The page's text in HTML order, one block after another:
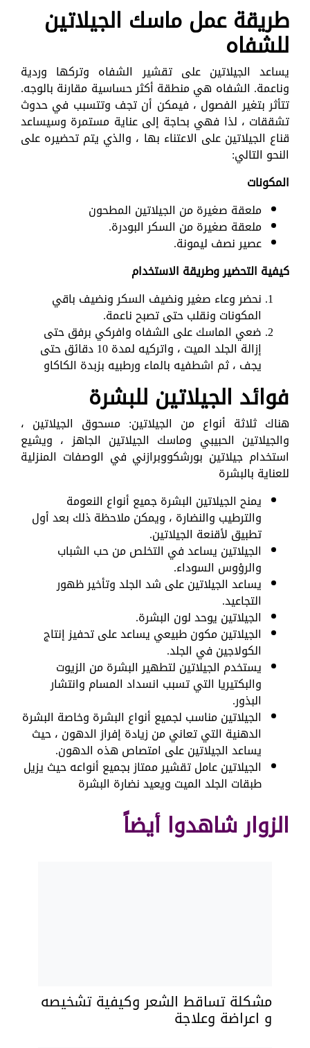
طريقة عمل ماسك الجيلاتين
للشفاه
يساعد الجيلاتين على تقشير الشفاه وتركها وردية
وناعمة. الشفاه هي منطقة أكثر حساسية مقارنة بالوجه.
تتأثر بتغير الفصول ، فيمكن أن تجف وتتسبب في حدوث
تشققات ، لذا فهي بحاجة إلى عناية مستمرة وسيساعد
قناع الجيلاتين على الاعتناء بها ، والذي يتم تحضيره على
النحو التالي:
المكونات
ملعقة صغيرة من الجيلاتين المطحون
ملعقة صغيرة من السكر البودرة.
عصير نصف ليمونة.
كيفية التحضير وطريقة الاستخدام
نحضر وعاء صغير ونضيف السكر ونضيف باقي
المكونات ونقلب حتى تصبح ناعمة.
ضعي الماسك على الشفاه وافركي برفق حتى
إزالة الجلد الميت ، واتركيه لمدة 10 دقائق حتى
يجف ، ثم اشطفيه بالماء ورطبيه بزبدة الكاكاو
فوائد الجيلاتين للبشرة
هناك ثلاثة أنواع من الجيلاتين: مسحوق الجيلاتين ،
والجيلاتين الحبيبي وماسك الجيلاتين الجاهز ، ويشيع
استخدام جيلاتين بورشكووبرازني في الوصفات المنزلية
للعناية بالبشرة
يمنح الجيلاتين البشرة جميع أنواع النعومة
والترطيب والنضارة ، ويمكن ملاحظة ذلك بعد أول
تطبيق لأقنعة الجيلاتين.
الجيلاتين يساعد في التخلص من حب الشباب
والرؤوس السوداء.
يساعد الجيلاتين على شد الجلد وتأخير ظهور
التجاعيد.
الجيلاتين يوحد لون البشرة.
الجيلاتين مكون طبيعي يساعد على تحفيز إنتاج
الكولاجين في الجلد.
يستخدم الجيلاتين لتطهير البشرة من الزيوت
والبكتيريا التي تسبب انسداد المسام وانتشار
البذور.
الجيلاتين مناسب لجميع أنواع البشرة وخاصة البشرة
الدهنية التي تعاني من زيادة إفراز الدهون ، حيث
يساعد الجيلاتين على امتصاص هذه الدهون.
الجيلاتين عامل تقشير ممتاز بجميع أنواعه حيث يزيل
طبقات الجلد الميت ويعيد نضارة البشرة
الزوار شاهدوا أيضاً
مشكلة تساقط الشعر وكيفية تشخيصه
و اعراضة وعلاجة